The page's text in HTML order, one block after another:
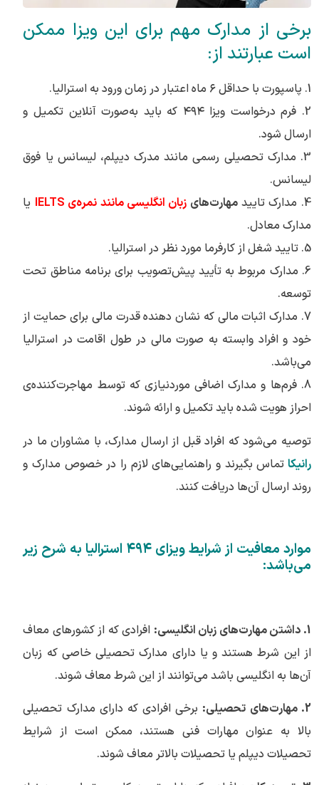
برخی از مدارک مهم برای این ویزا ممکن
است عبارتند از:
1. پاسپورت با حداقل ۶ ماه اعتبار در زمان ورود به استرالیا.
2. فرم درخواست ویزا ۴۹۴ که باید به‌صورت آنلاین تکمیل و
ارسال شود.
3. مدارک تحصیلی رسمی مانند مدرک دیپلم، لیسانس یا فوق
لیسانس.
4. مدارک تایید
مهارت‌های زبان انگلیسی مانند نمره‌ی IELTS
یا
مدارک معادل.
5. تایید شغل از کارفرما مورد نظر در استرالیا.
6. مدارک مربوط به تأیید پیش‌تصویب برای برنامه مناطق تحت
توسعه.
7. مدارک اثبات مالی که نشان دهنده قدرت مالی برای حمایت از
خود و افراد وابسته به صورت مالی در طول اقامت در استرالیا
می‌باشد.
8. فرم‌ها و مدارک اضافی موردنیازی که توسط مهاجرت‌کننده‌ی
احراز هویت شده باید تکمیل و ارائه شوند.
توصیه می‌شود که افراد قبل از ارسال مدارک، با مشاوران ما در
رانیکا تماس بگیرند و راهنمایی‌های لازم را در خصوص مدارک و
روند ارسال آن‌ها دریافت کنند.
موارد معافیت از شرایط ویزای ۴۹۴ استرالیا به شرح زیر
می‌باشد:
1. داشتن مهارت‌های زبان انگلیسی:
افرادی که از کشور‌های معاف
از این شرط هستند و یا دارای مدارک تحصیلی خاصی که زبان
آن‌ها به انگلیسی باشد می‌توانند از این شرط معاف شوند.
2. مهارت‌های تحصیلی:
برخی افرادی که دارای مدارک تحصیلی
بالا به عنوان مهارات فنی هستند، ممکن است از شرایط
تحصیلات دیپلم یا تحصیلات بالاتر معاف شوند.